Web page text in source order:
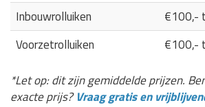
Inbouwrolluiken
€100,-
Voorzetrolluiken
€100,-
*Let op: dit zijn gemiddelde prijzen.
exacte prijs?Vraag gratis en